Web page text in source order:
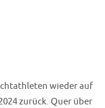
wieder auf
zurück. Quer über